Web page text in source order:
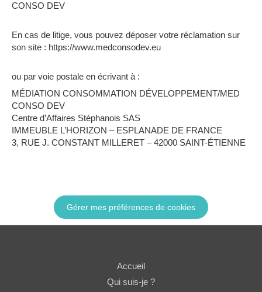
CONSO DEV
En cas de litige, vous pouvez déposer votre réclamation sur
son site : https://www.medconsodev.eu
ou par voie postale en écrivant à :
MÉDIATION CONSOMMATION DÉVELOPPEMENT/MED
CONSO DEV
Centre d’Affaires Stéphanois SAS
IMMEUBLE L’HORIZON – ESPLANADE DE FRANCE
3, RUE J. CONSTANT MILLERET – 42000 SAINT-ÉTIENNE
Gérer mes préférences de cookies
Accueil
Qui suis-je ?